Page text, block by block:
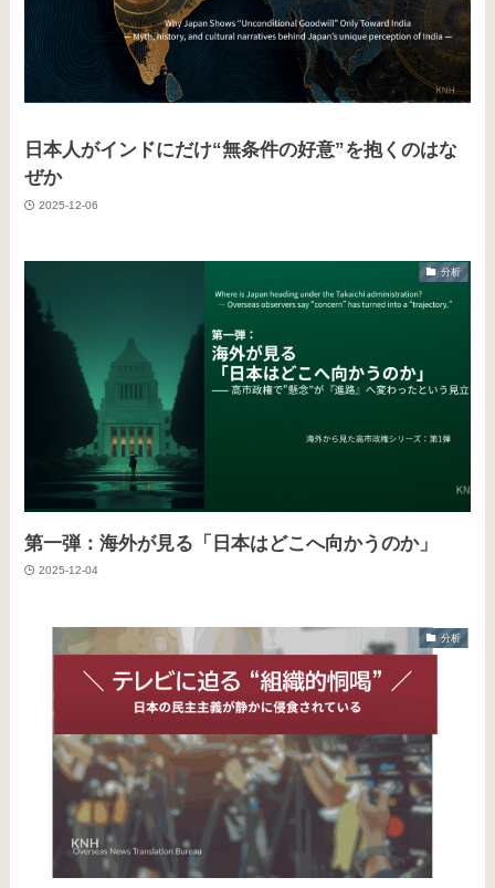
日本人がインドにだけ“無条件の好意”を抱くのはな
ぜか
2025-12-06
分析
第一弾：海外が見る「日本はどこへ向かうのか」
2025-12-04
分析